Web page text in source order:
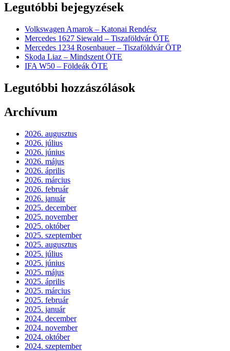
Legutóbbi bejegyzések
Volkswagen Amarok – Katonai Rendész
Mercedes 1627 Siewald – Tiszaföldvár ÖTE
Mercedes 1234 Rosenbauer – Tiszaföldvár ÖTP
Skoda Liaz – Mindszent ÖTE
IFA W50 – Földeák ÖTE
Legutóbbi hozzászólások
Archívum
2026. augusztus
2026. július
2026. június
2026. május
2026. április
2026. március
2026. február
2026. január
2025. december
2025. november
2025. október
2025. szeptember
2025. augusztus
2025. július
2025. június
2025. május
2025. április
2025. március
2025. február
2025. január
2024. december
2024. november
2024. október
2024. szeptember